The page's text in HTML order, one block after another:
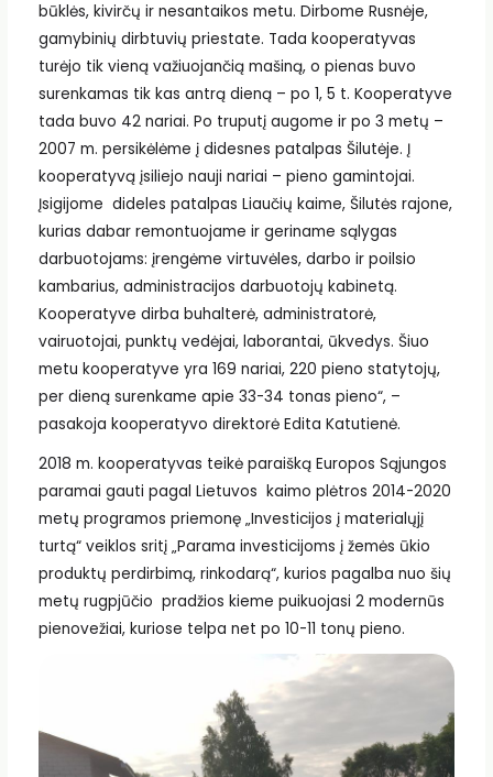
būklės, kivirčų ir nesantaikos metu. Dirbome Rusnėje,
gamybinių dirbtuvių priestate. Tada kooperatyvas
turėjo tik vieną važiuojančią mašiną, o pienas buvo
surenkamas tik kas antrą dieną – po 1, 5 t. Kooperatyve
tada buvo 42 nariai. Po truputį augome ir po 3 metų –
2007 m. persikėlėme į didesnes patalpas Šilutėje. Į
kooperatyvą įsiliejo nauji nariai – pieno gamintojai.
Įsigijome dideles patalpas Liaučių kaime, Šilutės rajone,
kurias dabar remontuojame ir geriname sąlygas
darbuotojams: įrengėme virtuvėles, darbo ir poilsio
kambarius, administracijos darbuotojų kabinetą.
Kooperatyve dirba buhalterė, administratorė,
vairuotojai, punktų vedėjai, laborantai, ūkvedys. Šiuo
metu kooperatyve yra 169 nariai, 220 pieno statytojų,
per dieną surenkame apie 33-34 tonas pieno“, –
pasakoja kooperatyvo direktorė Edita Katutienė.
2018 m. kooperatyvas teikė paraišką Europos Sąjungos
paramai gauti pagal Lietuvos kaimo plėtros 2014-2020
metų programos priemonę „Investicijos į materialųjį
turtą“ veiklos sritį „Parama investicijoms į žemės ūkio
produktų perdirbimą, rinkodarą“, kurios pagalba nuo šių
metų rugpjūčio pradžios kieme puikuojasi 2 modernūs
pienovežiai, kuriose telpa net po 10-11 tonų pieno.